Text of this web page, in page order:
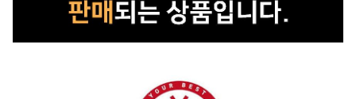
상품별 세부 사양 상품 상세설명 참조
상품 상세설명 참조